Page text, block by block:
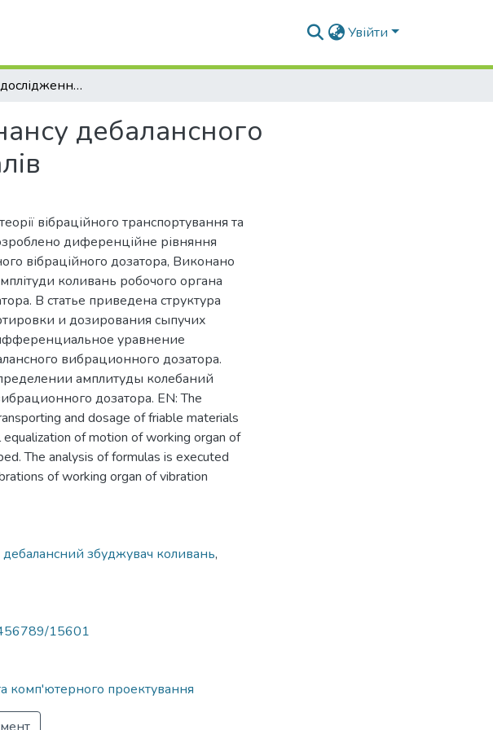
Увійти
Теоретичне дослідження явища резонансу дебалансного вібраційного дозатора сипких матеріалів
дебалансного
вібраційного транспортування та
диференційне рівняння
вібраційного дозатора, Виконано
коливань робочого органа
В статье приведена структура
и дозирования сыпучих
уравнение
вибрационного дозатора.
амплитуды колебаний
дозатора. EN: The
and dosage of friable materials
of motion of working organ of
The analysis of formulas is executed
of working organ of vibration
дебалансний збуджувач коливань,
15601
комп'ютерного проектування